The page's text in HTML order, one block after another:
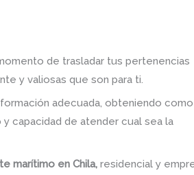
de trasladar tus pertenencias
y valiosas que son para ti.
adecuada, obteniendo como
capacidad de atender cual sea la
marítimo en Chila, residencial y